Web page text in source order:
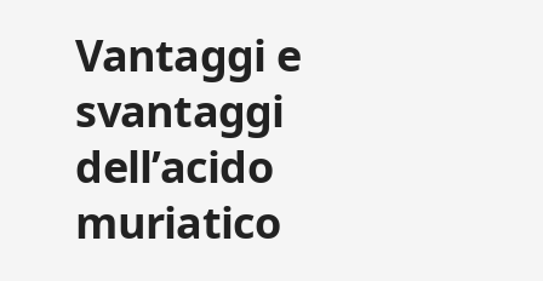
Vantaggi e
svantaggi
dell’acido
muriatico